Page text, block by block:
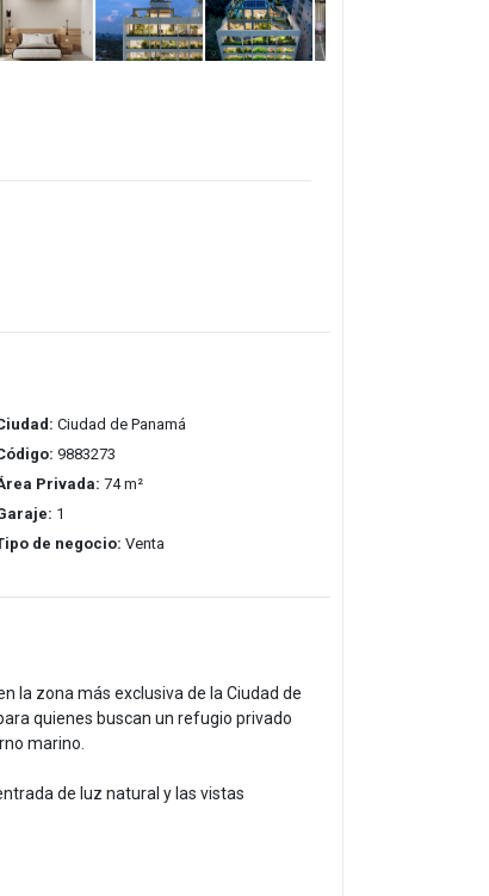
Ciudad de Panamá
9883273
Privada: 74 m²
1
de negocio: Venta
la zona más exclusiva de la Ciudad de
quienes buscan un refugio privado
marino.
de luz natural y las vistas